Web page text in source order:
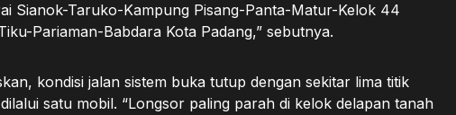
Sianok-Taruko-Kampung Pisang-Panta-Matur-Kelok 44
Pariaman-Babdara Kota Padang,” sebutnya.
kondisi jalan sistem buka tutup dengan sekitar lima titik
satu mobil. “Longsor paling parah di kelok delapan tanah